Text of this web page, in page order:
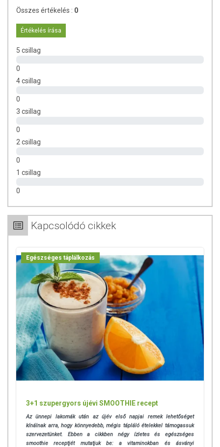
Összes értékelés : 0
Értékelés írása
5 csillag
0
4 csillag
0
3 csillag
0
2 csillag
0
1 csillag
0
Kapcsolódó cikkek
Egészséges táplálkozás
3+1 szupergyors újévi SMOOTHIE recept
Az ünnepi lakomák után az újév első napjai remek lehetőséget
kínálnak arra, hogy könnyedebb, mégis tápláló ételekkel támogassuk
szervezetünket. Ebben a cikkben négy ízletes és egészséges
smoothie receptjét mutatjuk be: a vitaminokban és ásványi